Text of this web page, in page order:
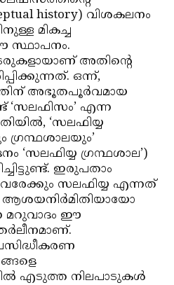
history) വിശകലനം
മികച്ച
സ്ഥാപനം.
അതിന്റെ
ഒന്ന്,
അഭൂതപൂര്‍വമായ
എന്ന
‘സലഫിയ്യ
ഗ്രന്ഥശാലയും’
‘സലഫിയ്യ ഗ്രന്ഥശാല’)
ഇരുപതാം
വരേക്കും സലഫിയ്യ എന്നത്
ആശയനിര്‍മിതിയായോ
മറുവാദം ഈ
എടുത്ത നിലപാടുകള്‍